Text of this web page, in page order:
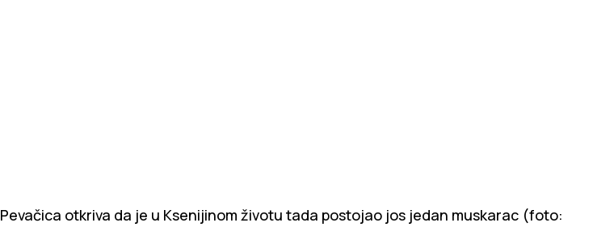
Pevačica otkriva da je u Ksenijinom životu tada postojao jos jedan muskarac (foto: